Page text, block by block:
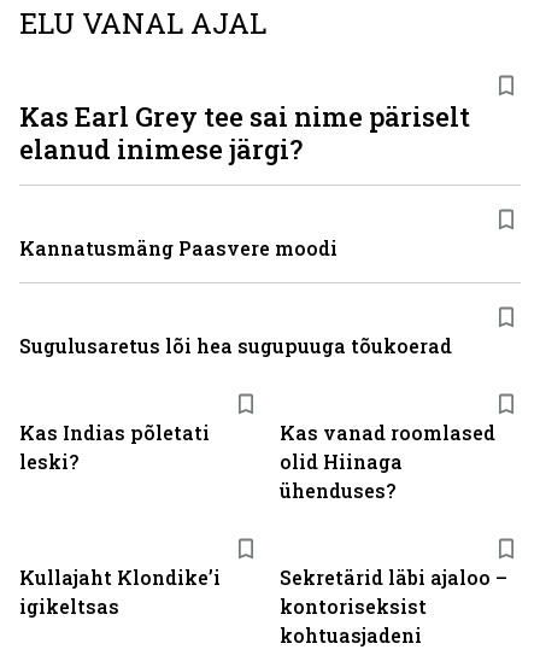
ELU VANAL AJAL
Kas Indias põletati
leski?
Kas vanad roomlased
olid Hiinaga
ühenduses?
Kullajaht Klondike’i
igikeltsas
Sekretärid läbi ajaloo –
kontoriseksist
kohtuasjadeni
Kas Earl Grey tee sai nime päriselt
elanud inimese järgi?
Kannatusmäng Paasvere moodi
Sugulusaretus lõi hea sugupuuga tõukoerad